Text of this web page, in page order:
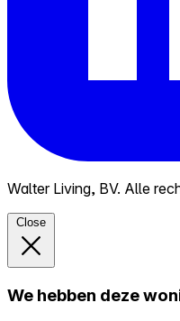
Walter Living, BV. Alle
Close
We hebben deze